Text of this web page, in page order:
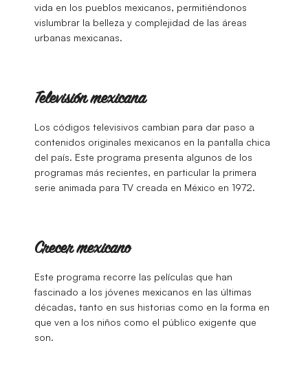
vida en los pueblos mexicanos, permitiéndonos
vislumbrar la belleza y complejidad de las áreas
urbanas mexicanas.
Televisión mexicana
Los códigos televisivos cambian para dar paso a
contenidos originales mexicanos en la pantalla chica
del país. Este programa presenta algunos de los
programas más recientes, en particular la primera
serie animada para TV creada en México en 1972.
Crecer mexicano
Este programa recorre las películas que han
fascinado a los jóvenes mexicanos en las últimas
décadas, tanto en sus historias como en la forma en
que ven a los niños como el público exigente que
son.